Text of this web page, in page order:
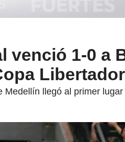
venció 1-0 a
Medellín llegó al primer